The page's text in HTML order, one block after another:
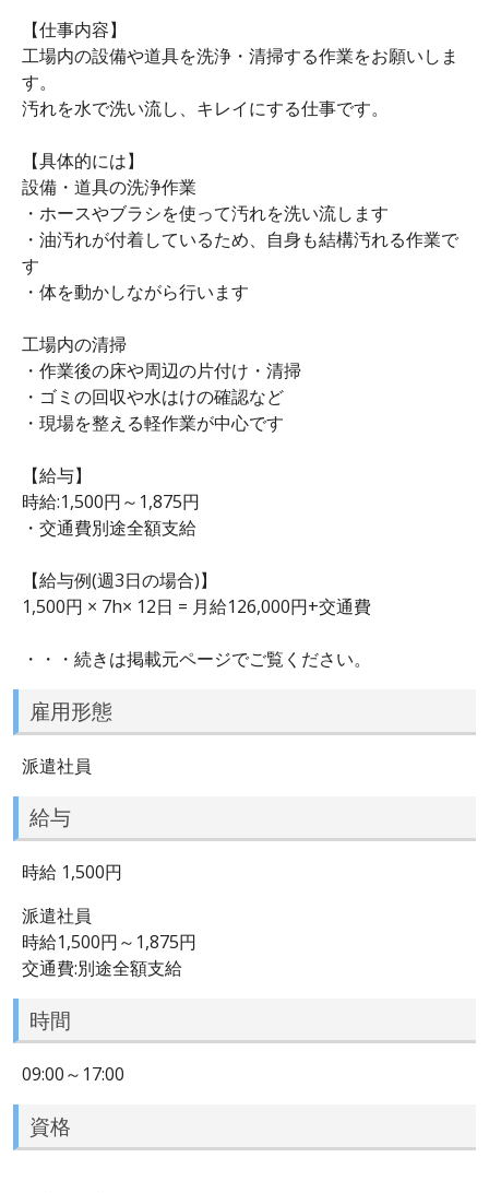
【仕事内容】
工場内の設備や道具を洗浄・清掃する作業をお願いしま
す。
汚れを水で洗い流し、キレイにする仕事です。
【具体的には】
設備・道具の洗浄作業
・ホースやブラシを使って汚れを洗い流します
・油汚れが付着しているため、自身も結構汚れる作業で
す
・体を動かしながら行います
工場内の清掃
・作業後の床や周辺の片付け・清掃
・ゴミの回収や水はけの確認など
・現場を整える軽作業が中心です
【給与】
時給:1,500円～1,875円
・交通費別途全額支給
【給与例(週3日の場合)】
1,500円 × 7h× 12日 = 月給126,000円+交通費
・・・続きは掲載元ページでご覧ください。
雇用形態
派遣社員
給与
時給 1,500円
派遣社員
時給1,500円～1,875円
交通費:別途全額支給
時間
09:00～17:00
資格